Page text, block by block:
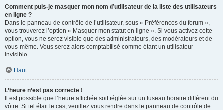
Comment puis-je masquer mon nom d’utilisateur de la liste des utilisateurs
en ligne ?
Dans le panneau de contrôle de l’utilisateur, sous « Préférences du forum »,
vous trouverez l’option « Masquer mon statut en ligne ». Si vous activez cette
option, vous ne serez visible que des administrateurs, des modérateurs et de
vous-même. Vous serez alors comptabilisé comme étant un utilisateur
invisible.
Haut
L’heure n’est pas correcte !
Il est possible que l’heure affichée soit réglée sur un fuseau horaire différent du
vôtre. Si tel était le cas, veuillez vous rendre dans le panneau de contrôle de